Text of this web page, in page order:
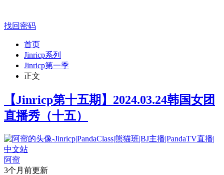
找回密码
首页
Jinricp系列
Jinricp第一季
正文
【Jinricp第十五期】2024.03.24韩国女团
直播秀（十五）
阿帘
3个月前更新